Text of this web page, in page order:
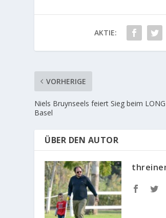
AKTIE:
VORHERIGE
Niels Bruynseels feiert Sieg beim
Basel
ÜBER DEN AUTOR